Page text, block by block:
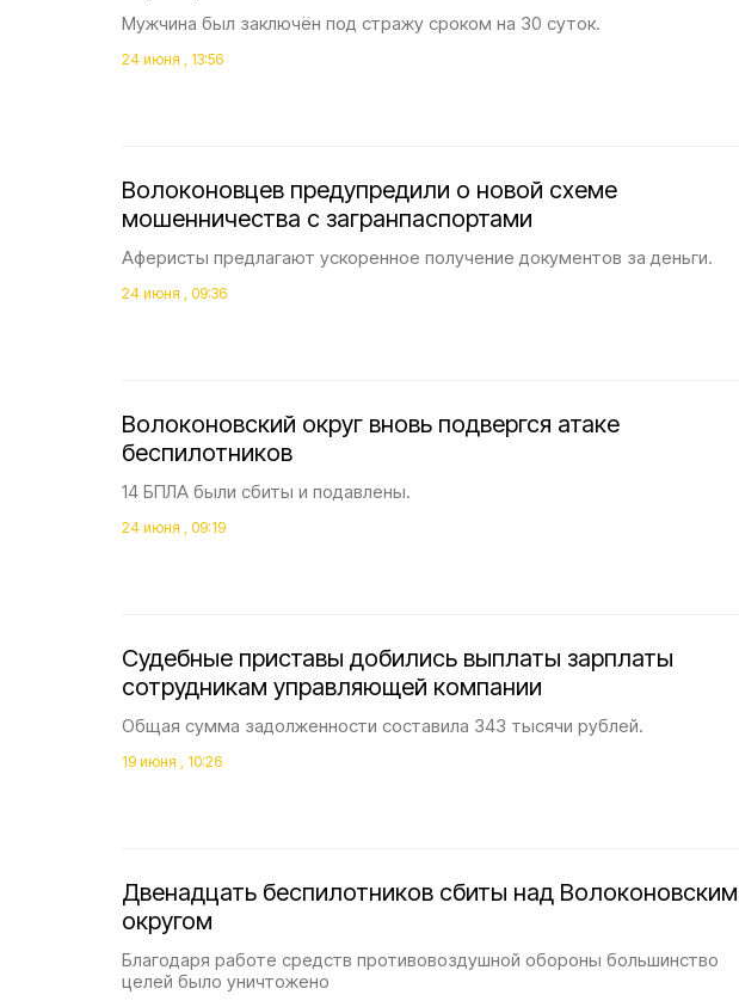
Мужчина был заключён под стражу сроком на 30 суток.
24 июня , 13:56
Волоконовцев предупредили о новой схеме
мошенничества с загранпаспортами
Аферисты предлагают ускоренное получение документов за деньги.
24 июня , 09:36
Волоконовский округ вновь подвергся атаке
беспилотников
14 БПЛА были сбиты и подавлены.
24 июня , 09:19
Судебные приставы добились выплаты зарплаты
сотрудникам управляющей компании
Общая сумма задолженности составила 343 тысячи рублей.
19 июня , 10:26
Двенадцать беспилотников сбиты над Волоконовским
округом
Благодаря работе средств противовоздушной обороны большинство
целей было уничтожено